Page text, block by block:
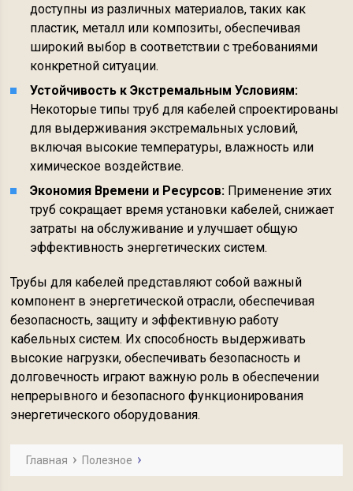
доступны из различных материалов, таких как
пластик, металл или композиты, обеспечивая
широкий выбор в соответствии с требованиями
конкретной ситуации.
Устойчивость к Экстремальным Условиям:
Некоторые типы труб для кабелей спроектированы
для выдерживания экстремальных условий,
включая высокие температуры, влажность или
химическое воздействие.
Экономия Времени и Ресурсов: Применение этих
труб сокращает время установки кабелей, снижает
затраты на обслуживание и улучшает общую
эффективность энергетических систем.
Трубы для кабелей представляют собой важный
компонент в энергетической отрасли, обеспечивая
безопасность, защиту и эффективную работу
кабельных систем. Их способность выдерживать
высокие нагрузки, обеспечивать безопасность и
долговечность играют важную роль в обеспечении
непрерывного и безопасного функционирования
энергетического оборудования.
Главная Полезное